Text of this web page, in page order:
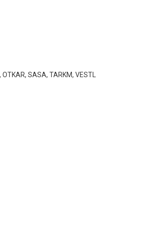
OTKAR, SASA, TARKM, VESTL